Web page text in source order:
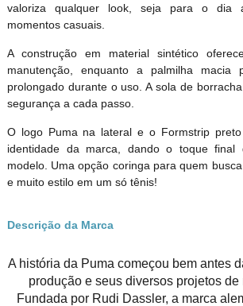
valoriza qualquer look, seja para o dia
momentos casuais.
A construção em material sintético
manutenção, enquanto a palmilha macia
prolongado durante o uso. A sola de
segurança a cada passo.
O logo Puma na lateral e o Formstrip
identidade da marca, dando o toque final
modelo. Uma opção coringa para quem
e muito estilo em um só tênis!
Descrição da Marca
A história da Puma começou bem antes
produção e seus diversos projetos de
Fundada por Rudi Dassler, a marca